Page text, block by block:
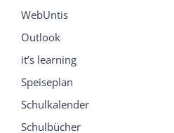
WebUntis
Outlook
it’s learning
Speiseplan
Schulkalender
Schulbücher